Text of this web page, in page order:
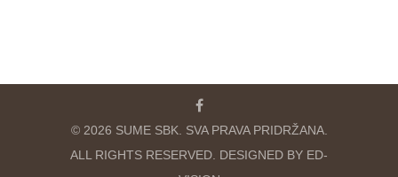
© 2026 SUME SBK. SVA PRAVA PRIDRŽANA.
ALL RIGHTS RESERVED. DESIGNED BY ED-